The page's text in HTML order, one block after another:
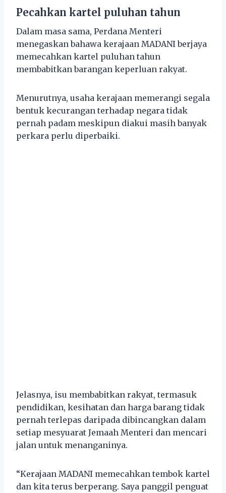
Pecahkan kartel puluhan tahun
Dalam masa sama, Perdana Menteri
menegaskan bahawa kerajaan MADANI berjaya
memecahkan kartel puluhan tahun
membabitkan barangan keperluan rakyat.
Menurutnya, usaha kerajaan memerangi segala
bentuk kecurangan terhadap negara tidak
pernah padam meskipun diakui masih banyak
perkara perlu diperbaiki.
Jelasnya, isu membabitkan rakyat, termasuk
pendidikan, kesihatan dan harga barang tidak
pernah terlepas daripada dibincangkan dalam
setiap mesyuarat Jemaah Menteri dan mencari
jalan untuk menanganinya.
“Kerajaan MADANI memecahkan tembok kartel
dan kita terus berperang. Saya panggil penguat